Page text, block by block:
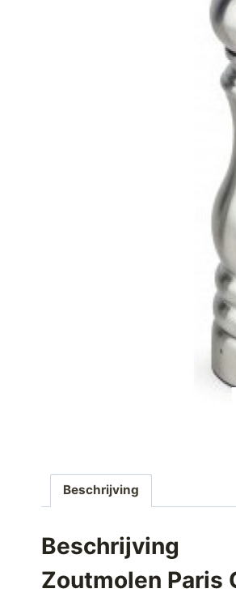
Beschrijving
Beschrijving
Zoutmolen Paris